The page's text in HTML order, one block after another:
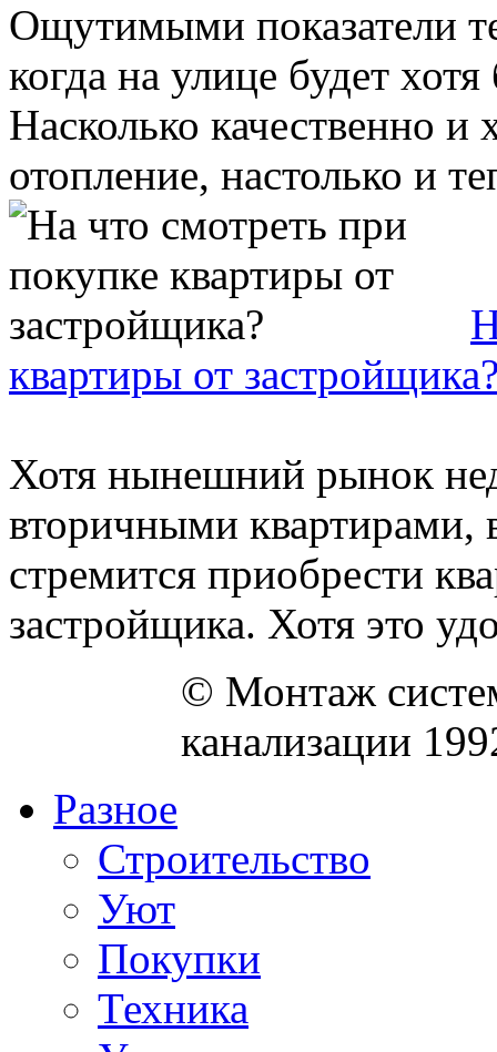
Ощутимыми показатели
когда на улице будет
Насколько качественно
отопление, настолько и
квартиры от
Хотя нынешний рынок
вторичными квартирами,
стремится приобрести
застройщика. Хотя это
© Монтаж
канализации
Разное
Строительство
Уют
Покупки
Техника